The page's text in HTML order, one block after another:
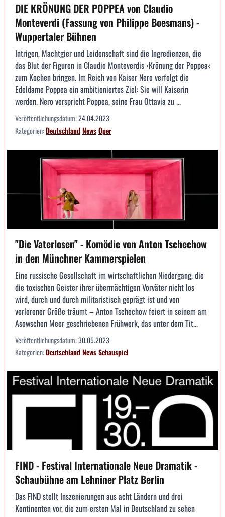
DIE KRÖNUNG DER POPPEA von Claudio
Monteverdi (Fassung von Philippe Boesmans) -
Wuppertaler Bühnen
Intrigen, Machtgier und Leidenschaft sind die Ingredienzen, die
das Blut der Figuren in Claudio Monteverdis ›Krönung der Poppea‹
zum Kochen bringen. Im Reich von Kaiser Nero verfolgt die
Edeldame Poppea ein ambitioniertes Ziel: Sie will Kaiserin
werden. Nero verspricht Poppea, seine Frau Ottavia zu ...
Veröffentlichungsdatum:24.04.2023
Kategorien:DeutschlandNewsOper
"Die Vaterlosen" - Komödie von Anton Tschechow
in den Münchner Kammerspielen
Eine russische Gesellschaft im wirtschaftlichen Niedergang, die
die toxischen Geister ihrer übermächtigen Vorväter nicht los
wird, durch und durch militaristisch geprägt ist und von
verlorener Größe träumt – Anton Tschechow feiert in seinem am
Asowschen Meer geschriebenen Frühwerk, das unter dem Tit...
Veröffentlichungsdatum:30.05.2023
Kategorien:DeutschlandNewsSchauspiel
FIND - Festival Internationale Neue Dramatik -
Schaubühne am Lehniner Platz Berlin
Das FIND stellt Inszenierungen aus acht Ländern und drei
Kontinenten vor, die zum ersten Mal in Deutschland zu sehen